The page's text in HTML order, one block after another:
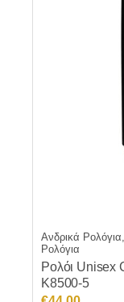
Ανδρικά
Ρολόγια
Ρολόι Unisex
K8500-5